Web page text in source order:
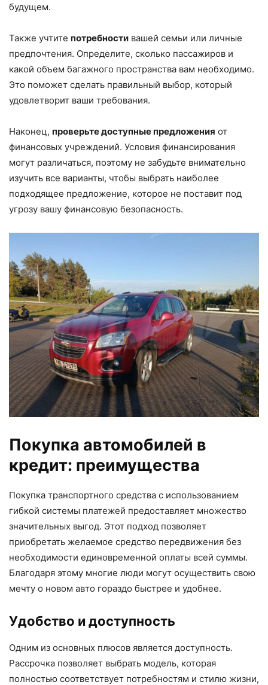
будущем.
Также учтите потребности вашей семьи или личные
предпочтения. Определите, сколько пассажиров и
какой объем багажного пространства вам необходимо.
Это поможет сделать правильный выбор, который
удовлетворит ваши требования.
Наконец, проверьте доступные предложения от
финансовых учреждений. Условия финансирования
могут различаться, поэтому не забудьте внимательно
изучить все варианты, чтобы выбрать наиболее
подходящее предложение, которое не поставит под
угрозу вашу финансовую безопасность.
Покупка автомобилей в
кредит: преимущества
Покупка транспортного средства с использованием
гибкой системы платежей предоставляет множество
значительных выгод. Этот подход позволяет
приобретать желаемое средство передвижения без
необходимости единовременной оплаты всей суммы.
Благодаря этому многие люди могут осуществить свою
мечту о новом авто гораздо быстрее и удобнее.
Удобство и доступность
Одним из основных плюсов является доступность.
Рассрочка позволяет выбрать модель, которая
полностью соответствует потребностям и стилю жизни,